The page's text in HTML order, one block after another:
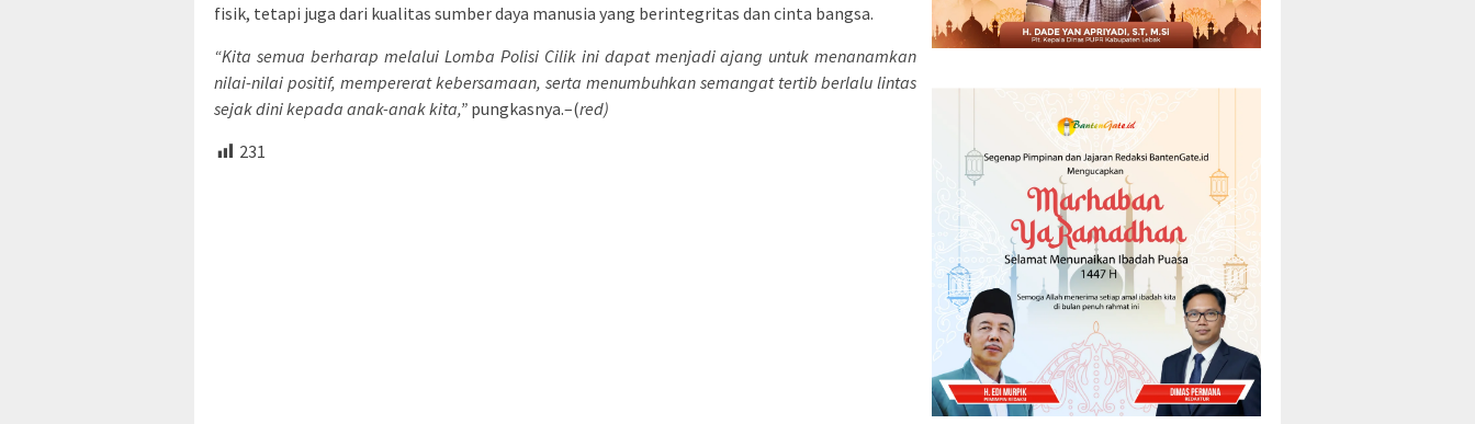
fisik, tetapi juga dari kualitas sumber daya manusia yang berintegritas dan cinta bangsa.
“Kita semua berharap melalui Lomba Polisi Cilik ini dapat menjadi ajang untuk menanamkan
nilai-nilai positif, mempererat kebersamaan, serta menumbuhkan semangat tertib berlalu lintas
sejak dini kepada anak-anak kita,” pungkasnya.–(red)
231